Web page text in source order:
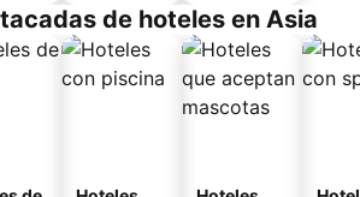
de hoteles en Asia